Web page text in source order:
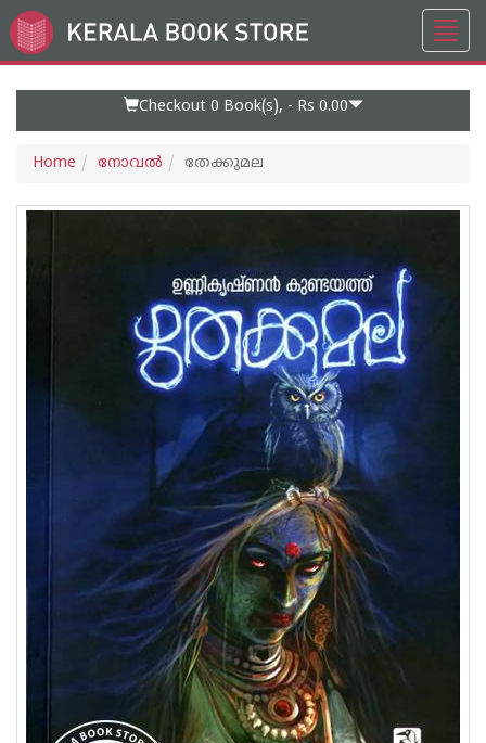
Go
to
Checkout 0 Book(s), - Rs 0.00
Home നോവല്‍ തേക്കുമല